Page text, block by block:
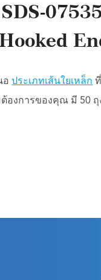
อประเภทเส้นใยเหล็ก
งการของคุณ มี 50 ถุ